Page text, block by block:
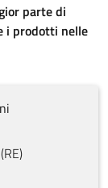
parte di
i prodotti nelle
(RE)